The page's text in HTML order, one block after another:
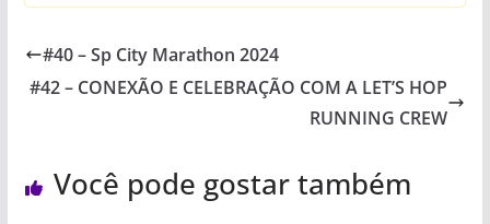
#40 – Sp City Marathon 2024
#42 – CONEXÃO E CELEBRAÇÃO COM A LET’S HOP
RUNNING CREW
Você pode gostar também